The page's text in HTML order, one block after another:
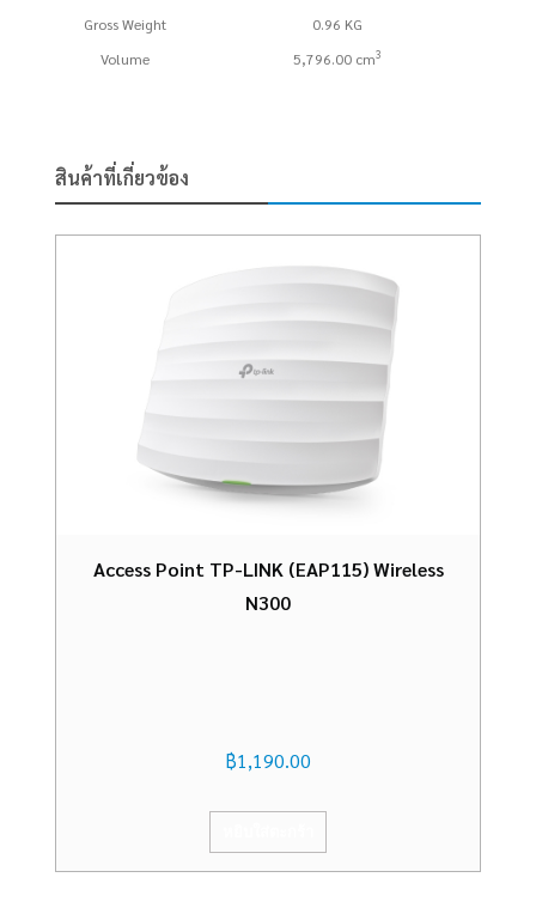
Gross Weight
0.96 KG
Volume
5,796.00 cm3
สินค้าที่เกี่ยวข้อง
Access Point TP-LINK (EAP115) Wireless
N300
฿1,190.00